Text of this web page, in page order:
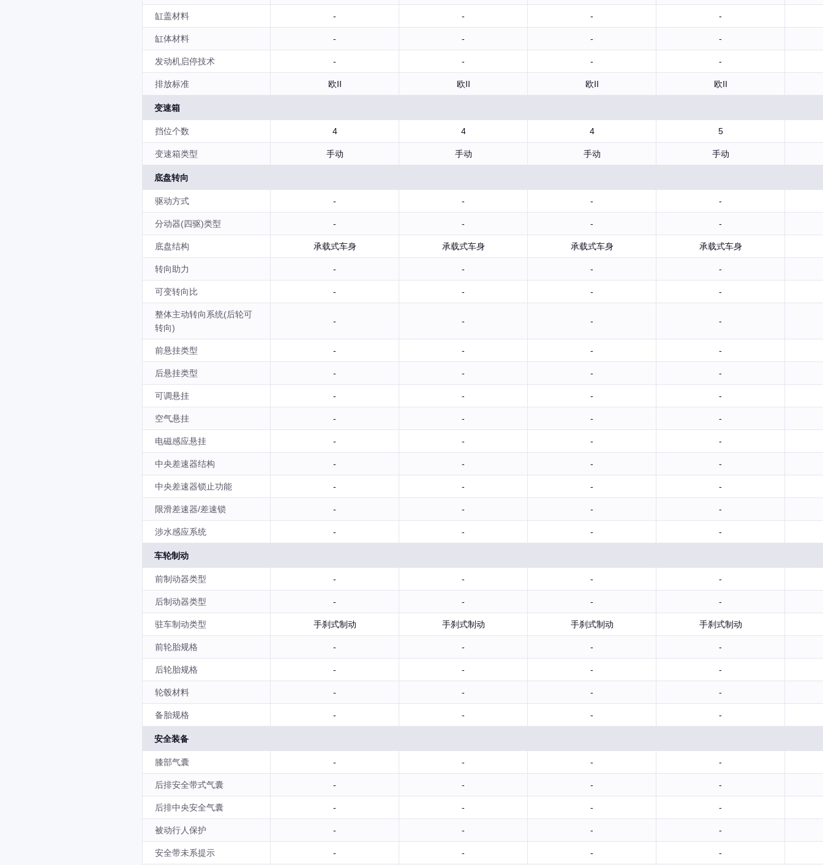
缸盖材料 - - - -
缸体材料 - - - -
发动机启停技术 - - - -
排放标准 欧II 欧II 欧II 欧II
变速箱
挡位个数 4 4 4 5
变速箱类型 手动 手动 手动 手动
底盘转向
驱动方式 - - - -
分动器(四驱)类型 - - - -
底盘结构 承载式车身 承载式车身 承载式车身 承载式车身
转向助力 - - - -
可变转向比 - - - -
整体主动转向系统(后轮可
转向)
- - - -
前悬挂类型 - - - -
后悬挂类型 - - - -
可调悬挂 - - - -
空气悬挂 - - - -
电磁感应悬挂 - - - -
中央差速器结构 - - - -
中央差速器锁止功能 - - - -
限滑差速器/差速锁 - - - -
涉水感应系统 - - - -
车轮制动
前制动器类型 - - - -
后制动器类型 - - - -
驻车制动类型 手刹式制动 手刹式制动 手刹式制动 手刹式制动
前轮胎规格 - - - -
后轮胎规格 - - - -
轮毂材料 - - - -
备胎规格 - - - -
安全装备
膝部气囊 - - - -
后排安全带式气囊 - - - -
后排中央安全气囊 - - - -
被动行人保护 - - - -
安全带未系提示 - - - -